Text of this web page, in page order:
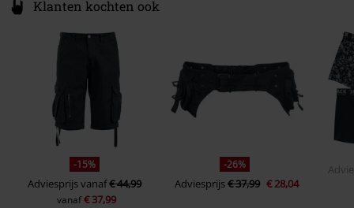
Klanten kochten ook
-15%
Adviesprijsvanaf€ 44,99
vanaf€ 37,99
-26%
Adviesprijs€ 37,99 € 28,04